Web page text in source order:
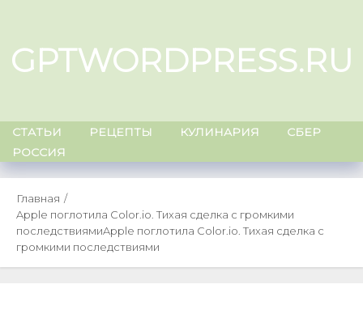
content
GPTWORDPRESS.RU
СТАТЬИ РЕЦЕПТЫ КУЛИНАРИЯ
СБЕР
РОССИЯ
Главная
Apple поглотила Color.io. Тихая сделка с громкими
последствиямиApple поглотила Color.io. Тихая сделка с
громкими последствиями